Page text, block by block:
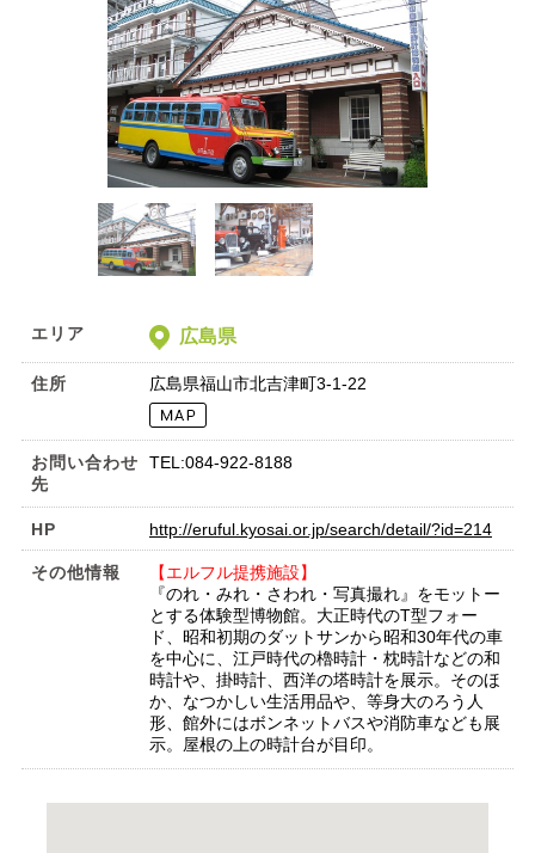
エリア 広島県
住所 広島県福山市北吉津町3-1-22
お問い合わせ
先
TEL:084-922-8188
HP http://eruful.kyosai.or.jp/search/detail/?id=214
その他情報
【エルフル提携施設】
『のれ・みれ・さわれ・写真撮れ』をモットー
とする体験型博物館。大正時代のT型フォー
ド、昭和初期のダットサンから昭和30年代の車
を中心に、江戸時代の櫓時計・枕時計などの和
時計や、掛時計、西洋の塔時計を展示。そのほ
か、なつかしい生活用品や、等身大のろう人
形、館外にはボンネットバスや消防車なども展
示。屋根の上の時計台が目印。